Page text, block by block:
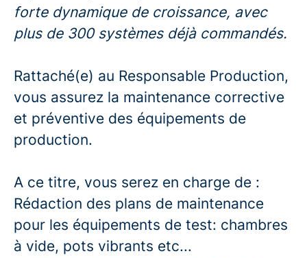
forte dynamique de croissance, avec
plus de 300 systèmes déjà commandés.
Rattaché(e) au Responsable Production,
vous assurez la maintenance corrective
et préventive des équipements de
production.
A ce titre, vous serez en charge de :
Rédaction des plans de maintenance
pour les équipements de test: chambres
à vide, pots vibrants etc...